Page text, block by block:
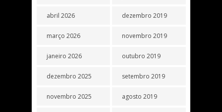
abril 2026
março 2026
janeiro 2026
dezembro 2025
novembro 2025
dezembro 2019
novembro 2019
outubro 2019
setembro 2019
agosto 2019